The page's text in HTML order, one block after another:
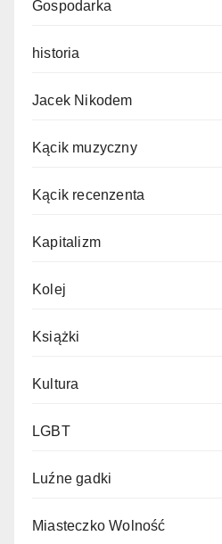
Gospodarka
historia
Jacek Nikodem
Kącik muzyczny
Kącik recenzenta
Kapitalizm
Kolej
Książki
Kultura
LGBT
Luźne gadki
Miasteczko Wolność